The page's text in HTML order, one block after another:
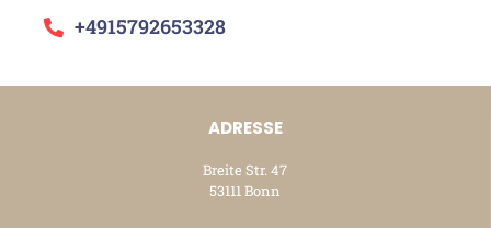
+4915792653328
ADRESSE
Breite Str. 47
53111 Bonn